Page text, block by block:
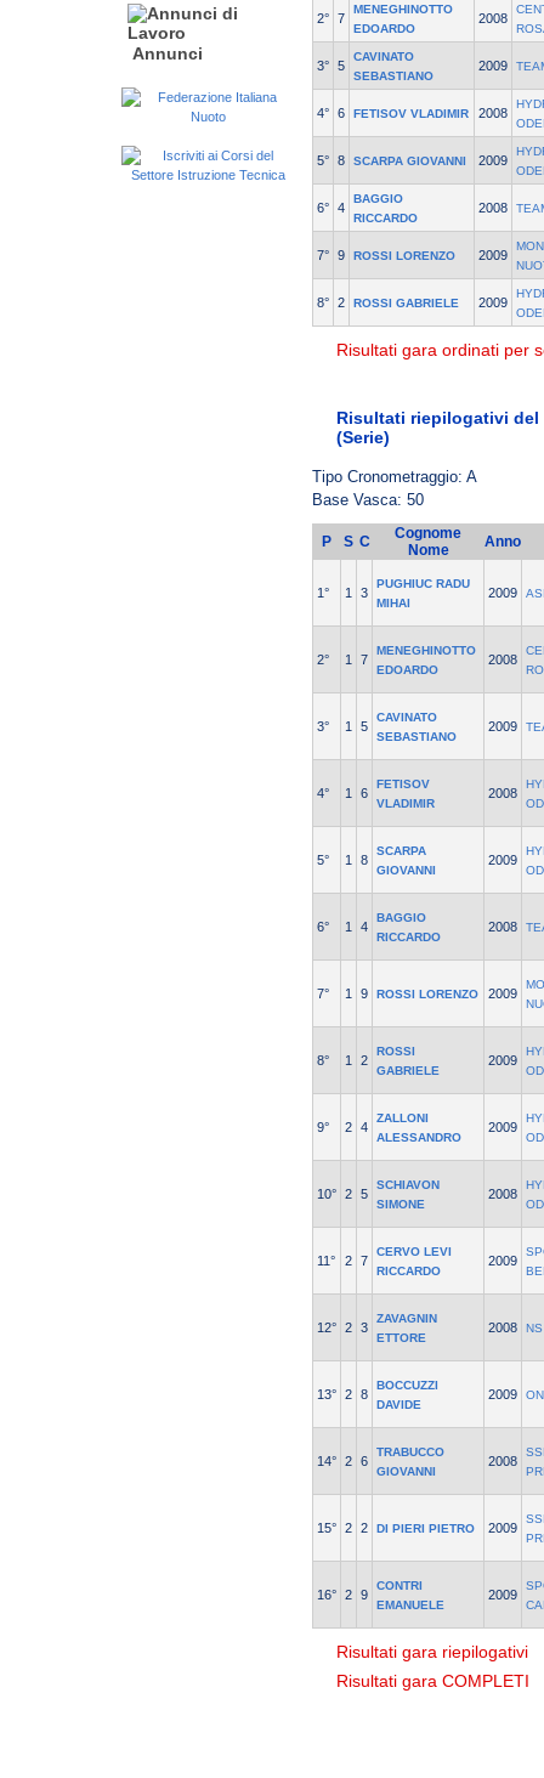
Annunci
2° 7
MENEGHINOTTO
EDOARDO
2008
3° 5
CAVINATO
SEBASTIANO
2009
4° 6 FETISOV VLADIMIR 2008
5° 8 SCARPA GIOVANNI 2009
6° 4
BAGGIO
RICCARDO
2008
7° 9 ROSSI LORENZO 2009
8° 2 ROSSI GABRIELE 2009
Risultati gara ordinati per
Risultati riepilogativi del
(Serie)
Tipo Cronometraggio: A
Base Vasca: 50
P S C
Cognome
Nome
Anno
1° 1 3
PUGHIUC RADU
MIHAI
2009
2° 1 7
MENEGHINOTTO
EDOARDO
2008
3° 1 5
CAVINATO
SEBASTIANO
2009
4° 1 6
FETISOV
VLADIMIR
2008
5° 1 8
SCARPA
GIOVANNI
2009
6° 1 4
BAGGIO
RICCARDO
2008
7° 1 9 ROSSI LORENZO 2009
8° 1 2
ROSSI
GABRIELE
2009
9° 2 4
ZALLONI
ALESSANDRO
2009
10° 2 5
SCHIAVON
SIMONE
2008
11° 2 7
CERVO LEVI
RICCARDO
2009
12° 2 3
ZAVAGNIN
ETTORE
2008
13° 2 8
BOCCUZZI
DAVIDE
2009
14° 2 6
TRABUCCO
GIOVANNI
2008
15° 2 2 DI PIERI PIETRO 2009
16° 2 9
CONTRI
EMANUELE
2009
Risultati gara riepilogativi
Risultati gara COMPLETI